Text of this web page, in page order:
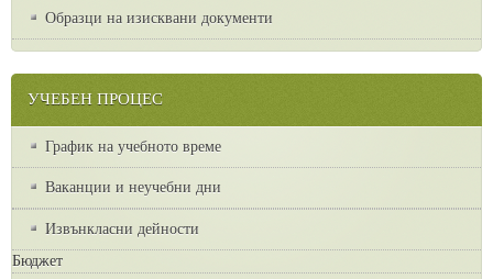
Образци на изисквани документи
УЧЕБЕН ПРОЦЕС
График на учебното време
Ваканции и неучебни дни
Извънкласни дейности
Бюджет